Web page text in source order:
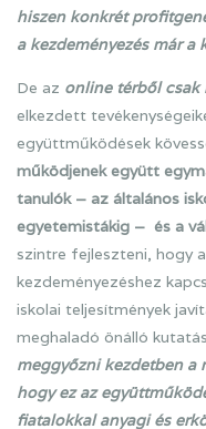
hiszen konkrét
a kezdeményezés már a
De az online térből
elkezdett
együttműködések
működjenek együtt
tanulók – az általános
egyetemistákig – és a
szintre fejleszteni, hogy
kezdeményezéshez
iskolai teljesítmények
meghaladó önálló
meggyőzni kezdetben
hogy ez az
fiatalokkal anyagi és